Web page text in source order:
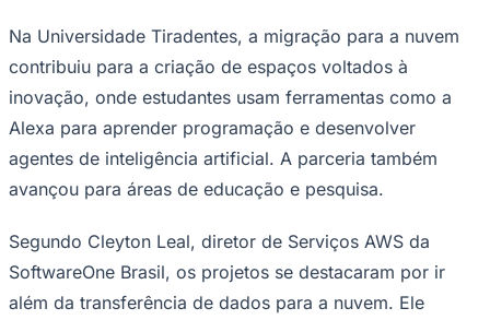
Corinthians
Na Universidade Tiradentes, a migração para a nuvem
contribuiu para a criação de espaços voltados à
inovação, onde estudantes usam ferramentas como a
Alexa para aprender programação e desenvolver
agentes de inteligência artificial. A parceria também
avançou para áreas de educação e pesquisa.
Segundo Cleyton Leal, diretor de Serviços AWS da
SoftwareOne Brasil, os projetos se destacaram por ir
além da transferência de dados para a nuvem. Ele